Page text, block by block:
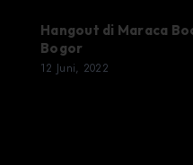
Hangout di Maraca
Bogor
12 Juni, 2022